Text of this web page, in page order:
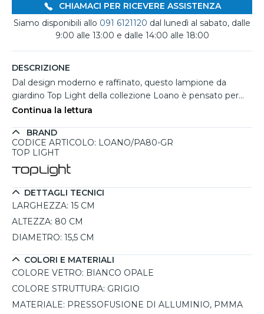
CHIAMACI PER RICEVERE ASSISTENZA
Siamo disponibili allo 091 6121120 dal lunedì al sabato, dalle
9:00 alle 13:00 e dalle 14:00 alle 18:00
DESCRIZIONE
Dal design moderno e raffinato, questo lampione da
giardino Top Light della collezione Loano è pensato per
illuminare con stile ambienti esterni residenziali e percorsi
slanciata in finitura grigio, completata da un diffusore
opale superiore che diffonde la luce in modo uniforme e
offre un'illuminazione funzionale mantenendo un'estetica
minimale ed elegante. Realizzato con materiali anti
corrosione e anti ruggine, resiste efficacemente agli
agenti atmosferici grazie al grado di protezione IP55.
Dotato di 1 portalampadina E27 con potenza massima
9W, consente l'utilizzo di lampadine intercambiabili da
Continua la lettura
BRAND
CODICE ARTICOLO: LOANO/PA80-GR
TOP LIGHT
DETTAGLI TECNICI
LARGHEZZA: 15 CM
ALTEZZA: 80 CM
DIAMETRO: 15,5 CM
COLORI E MATERIALI
COLORE VETRO: BIANCO OPALE
COLORE STRUTTURA: GRIGIO
MATERIALE: PRESSOFUSIONE DI ALLUMINIO, PMMA